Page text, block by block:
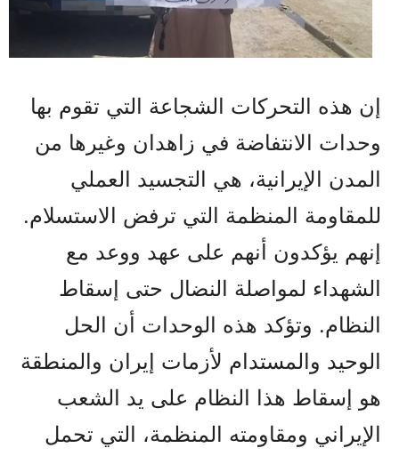
إن هذه التحركات الشجاعة التي تقوم بها
وحدات الانتفاضة في زاهدان وغيرها من
المدن الإيرانية، هي التجسيد العملي
للمقاومة المنظمة التي ترفض الاستسلام.
إنهم يؤكدون أنهم على عهد ووعد مع
الشهداء لمواصلة النضال حتى إسقاط
النظام. وتؤكد هذه الوحدات أن الحل
الوحيد والمستدام لأزمات إيران والمنطقة
هو إسقاط هذا النظام على يد الشعب
الإيراني ومقاومته المنظمة، التي تحمل